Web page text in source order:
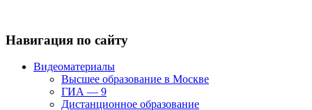
Навигация по сайту
Видеоматериалы
Высшее образование в Москве
ГИА — 9
Дистанционное образование